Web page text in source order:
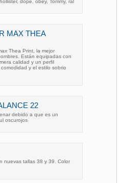
MAX THEA
Thea Print, la mejor
Están equipadas con
calidad y un perfil
y el estilo sobrio
22
debido a que es un
oscurojos
nuevas tallas 38 y 39. Color